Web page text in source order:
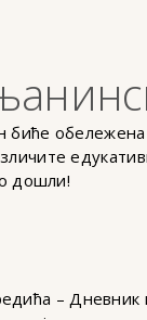
дошли!
– Дневник